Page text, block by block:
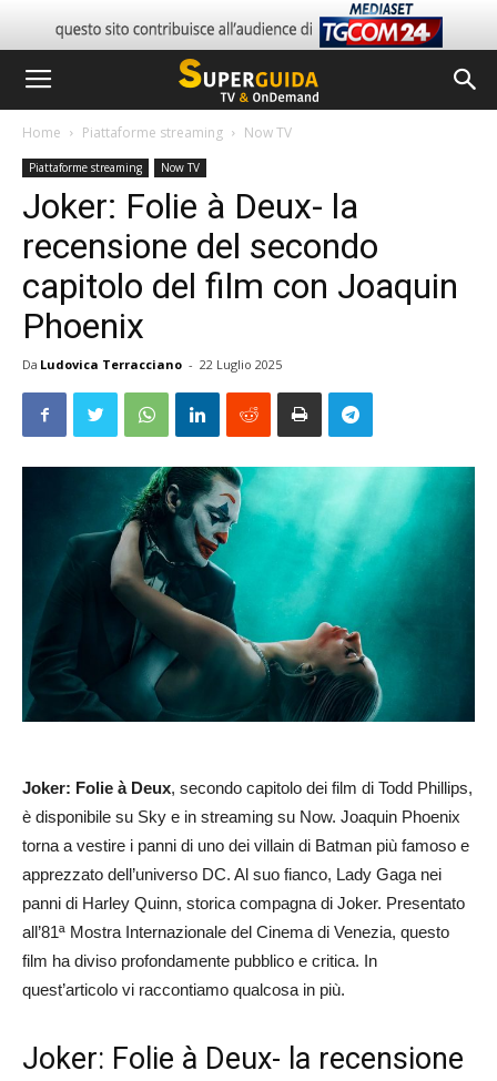
Home Piattaforme streaming Now TV
Piattaforme streaming Now TV
Joker: Folie à Deux- la
recensione del secondo
capitolo del film con Joaquin
Phoenix
Da Ludovica Terracciano - 22 Luglio 2025
Joker: Folie à Deux, secondo capitolo dei film di Todd Phillips,
è disponibile su Sky e in streaming su Now. Joaquin Phoenix
torna a vestire i panni di uno dei villain di Batman più famoso e
apprezzato dell’universo DC. Al suo fianco, Lady Gaga nei
panni di Harley Quinn, storica compagna di Joker. Presentato
all’81ª Mostra Internazionale del Cinema di Venezia, questo
film ha diviso profondamente pubblico e critica. In
quest’articolo vi raccontiamo qualcosa in più.
Joker: Folie à Deux- la recensione